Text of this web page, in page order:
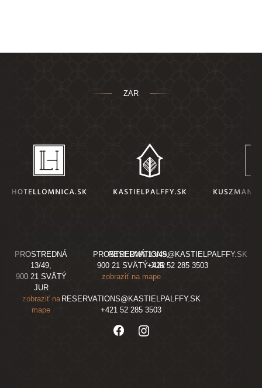
ZAR
PROSTREDNÁ
13/49,
900 21 SVÄTÝ
JUR
zobraziť na
mape
RESERVATIONS@KASTIELPALFFY.SK
+421 52 285 3503
PROSTREDNÁ 13/49,
900 21 SVÄTÝ JUR
zobraziť na mape
RESERVATIONS@KASTIELPALFFY.SK
+421 52 285 3503